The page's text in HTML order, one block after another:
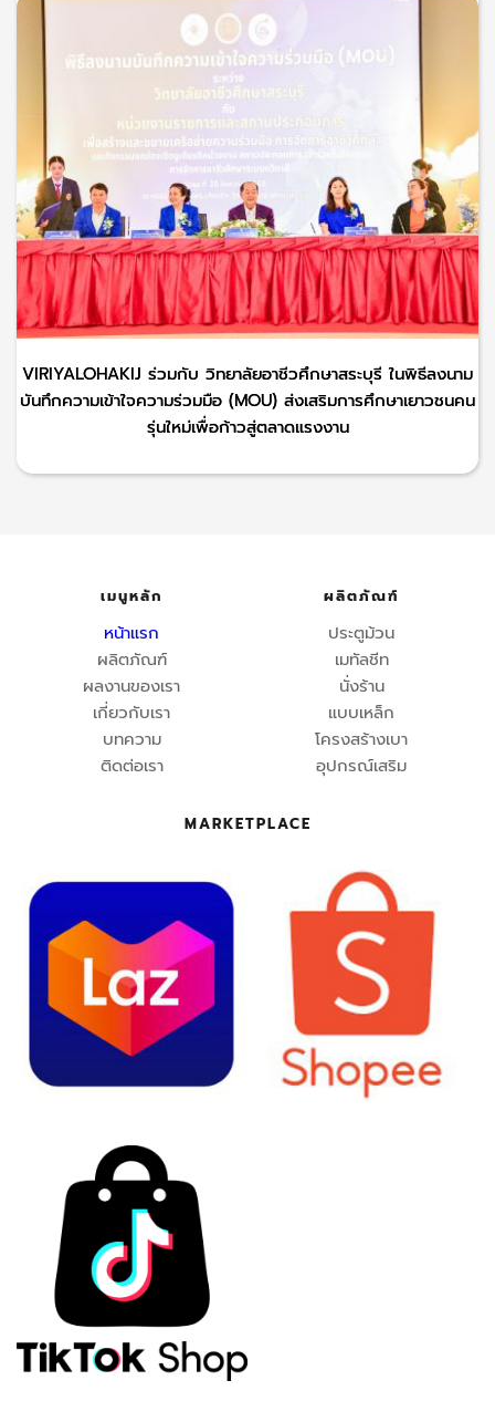
VIRIYALOHAKIJ ร่วมกับ วิทยาลัยอาชีวศึกษาสระบุรี ในพิธีลงนาม
บันทึกความเข้าใจความร่วมมือ (MOU) ส่งเสริมการศึกษาเยาวชนคน
รุ่นใหม่เพื่อก้าวสู่ตลาดแรงงาน
เมนูหลัก
หน้าแรก
ผลิตภัณฑ์
ผลงานของเรา
เกี่ยวกับเรา
บทความ
ติดต่อเรา
ผลิตภัณฑ์
ประตูม้วน
เมทัลชีท
นั่งร้าน
แบบเหล็ก
โครงสร้างเบา
อุปกรณ์เสริม
MARKETPLACE